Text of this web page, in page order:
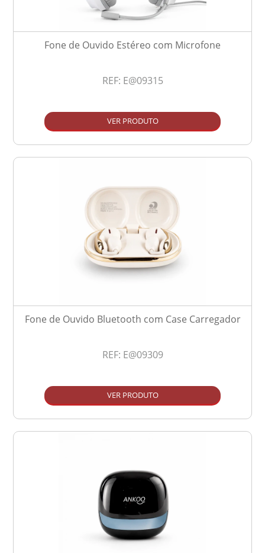
Fone de Ouvido Estéreo com Microfone
REF: E@09315
VER PRODUTO
Fone de Ouvido Bluetooth com Case Carregador
REF: E@09309
VER PRODUTO